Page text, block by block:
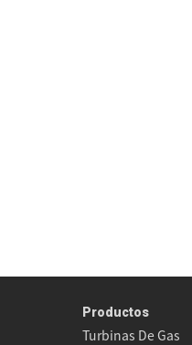
Productos
Turbinas De Gas